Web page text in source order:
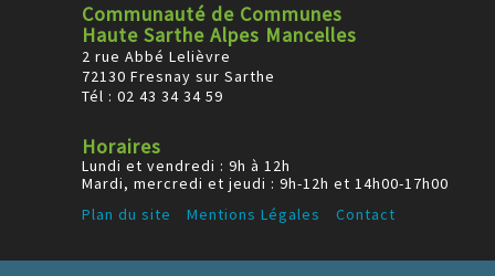
Communauté de Communes
Haute Sarthe Alpes Mancelles
2 rue Abbé Lelièvre
72130 Fresnay sur Sarthe
Tél : 02 43 34 34 59
Horaires
Lundi et vendredi : 9h à 12h
Mardi, mercredi et jeudi : 9h-12h et 14h00-17h00
Plan du site
Mentions Légales Contact